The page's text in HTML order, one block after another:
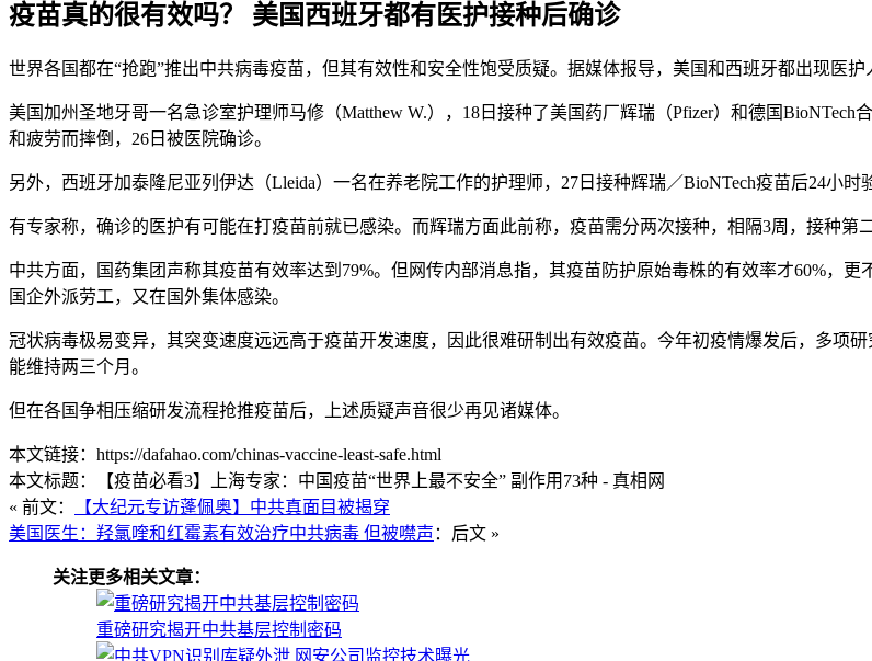
疫苗真的很有效吗？ 美国西班牙都有医护接种后确诊
世界各国都在“抢跑”推出中共病毒疫苗，但其有效性和安全性饱受质疑。据媒体报导，美国和西班牙都出现医护
美国加州圣地牙哥一名急诊室护理师马修（Matthew W.），18日接种了美国药厂辉瑞（Pfizer）和德国
和疲劳而摔倒，26日被医院确诊。
另外，西班牙加泰隆尼亚列伊达（Lleida）一名在养老院工作的护理师，27日接种辉瑞／BioNTech疫苗后24小时
有专家称，确诊的医护有可能在打疫苗前就已感染。而辉瑞方面此前称，疫苗需分两次接种，相隔3周，接种第
中共方面，国药集团声称其疫苗有效率达到79%。但网传内部消息指，其疫苗防护原始毒株的有效率才60%，
国企外派劳工，又在国外集体感染。
冠状病毒极易变异，其突变速度远远高于疫苗开发速度，因此很难研制出有效疫苗。今年初疫情爆发后，多项
能维持两三个月。
但在各国争相压缩研发流程抢推疫苗后，上述质疑声音很少再见诸媒体。
本文链接：https://dafahao.com/chinas-vaccine-least-safe.html
本文标题：【疫苗必看3】上海专家：中国疫苗“世界上最不安全” 副作用73种 - 真相网
« 前文：
【大纪元专访蓬佩奥】中共真面目被揭穿
美国医生：羟氯喹和红霉素有效治疗中共病毒 但被噤声 ：后文 »
关注更多相关文章：
重磅研究揭开中共基层控制密码